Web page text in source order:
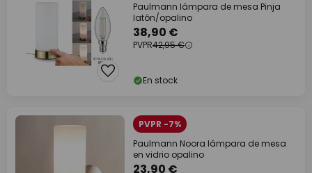
Paulmann lámpara de mesa Pinja
latón/opalino
38,90 €
PVPR42,95 €
En stock
PVPR -7%
Paulmann Noora lámpara de mesa
en vidrio opalino
23,90 €